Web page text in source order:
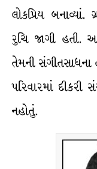
લોકપ્રિય
રુચિ જાગી
તેમની
પરિવારમાં
નહોતું.